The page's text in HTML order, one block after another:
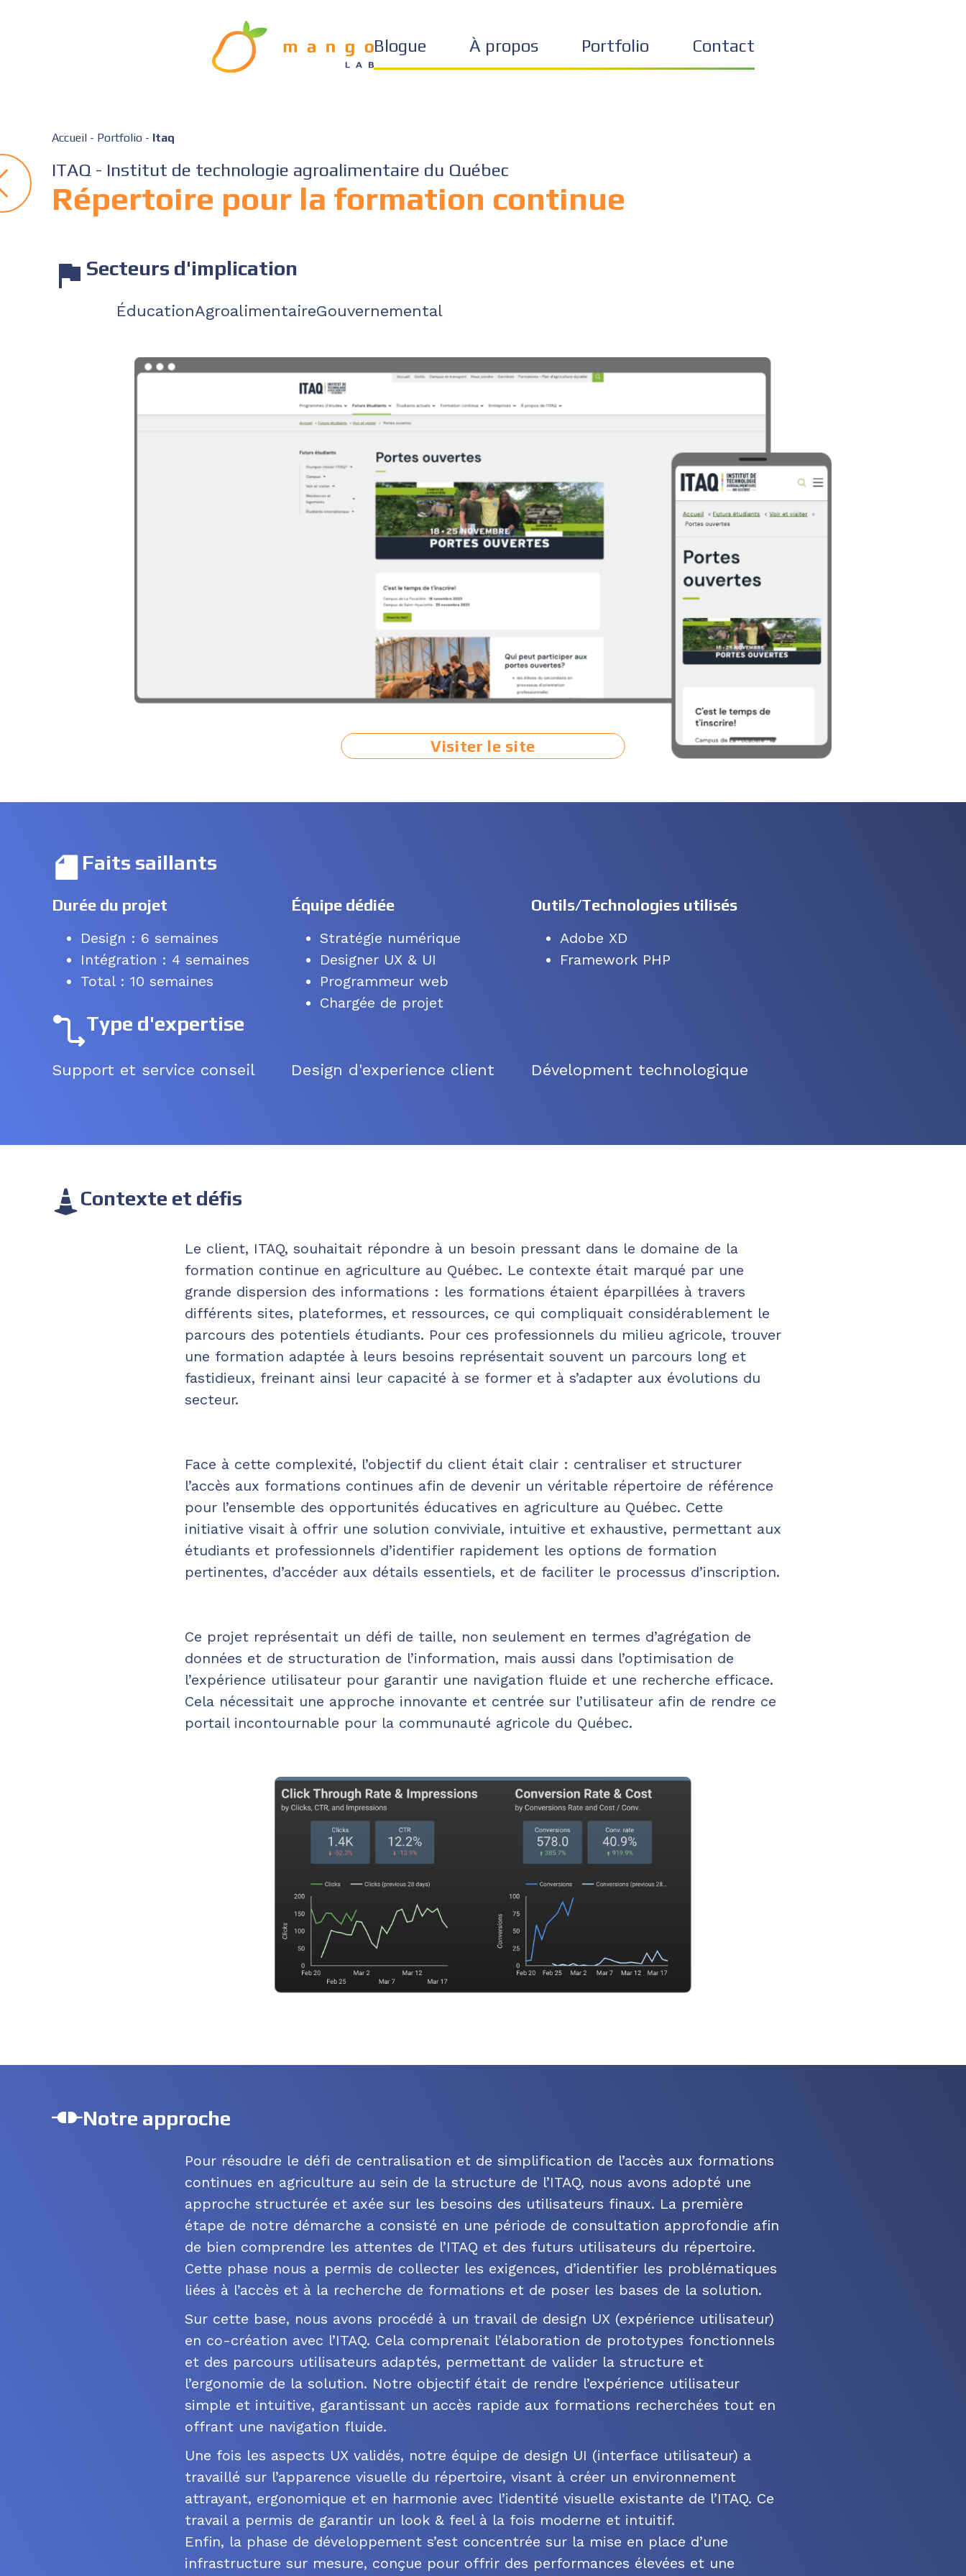
Blogue À propos Portfolio Contact
Accueil - Portfolio - Itaq
ITAQ - Institut de technologie agroalimentaire du Québec
Répertoire pour la formation continue
Secteurs d'implication
ÉducationAgroalimentaireGouvernemental
Visiter le site
Faits saillants
Durée du projet
Design : 6 semaines
Intégration : 4 semaines
Total : 10 semaines
Équipe dédiée
Stratégie numérique
Designer UX & UI
Programmeur web
Chargée de projet
Outils/Technologies utilisés
Adobe XD
Framework PHP
Type d'expertise
Support et service conseil Design d'experience client Dévelopment technologique
Contexte et défis
Le client, ITAQ, souhaitait répondre à un besoin pressant dans le domaine de la
formation continue en agriculture au Québec. Le contexte était marqué par une
grande dispersion des informations : les formations étaient éparpillées à travers
différents sites, plateformes, et ressources, ce qui compliquait considérablement le
parcours des potentiels étudiants. Pour ces professionnels du milieu agricole, trouver
une formation adaptée à leurs besoins représentait souvent un parcours long et
fastidieux, freinant ainsi leur capacité à se former et à s’adapter aux évolutions du
secteur.
Face à cette complexité, l’objectif du client était clair : centraliser et structurer
l’accès aux formations continues afin de devenir un véritable répertoire de référence
pour l’ensemble des opportunités éducatives en agriculture au Québec. Cette
initiative visait à offrir une solution conviviale, intuitive et exhaustive, permettant aux
étudiants et professionnels d’identifier rapidement les options de formation
pertinentes, d’accéder aux détails essentiels, et de faciliter le processus d’inscription.
Ce projet représentait un défi de taille, non seulement en termes d’agrégation de
données et de structuration de l’information, mais aussi dans l’optimisation de
l’expérience utilisateur pour garantir une navigation fluide et une recherche efficace.
Cela nécessitait une approche innovante et centrée sur l’utilisateur afin de rendre ce
portail incontournable pour la communauté agricole du Québec.
Notre approche
Pour résoudre le défi de centralisation et de simplification de l’accès aux formations
continues en agriculture au sein de la structure de l’ITAQ, nous avons adopté une
approche structurée et axée sur les besoins des utilisateurs finaux. La première
étape de notre démarche a consisté en une période de consultation approfondie afin
de bien comprendre les attentes de l’ITAQ et des futurs utilisateurs du répertoire.
Cette phase nous a permis de collecter les exigences, d’identifier les problématiques
liées à l’accès et à la recherche de formations et de poser les bases de la solution.
Sur cette base, nous avons procédé à un travail de design UX (expérience utilisateur)
en co-création avec l’ITAQ. Cela comprenait l’élaboration de prototypes fonctionnels
et des parcours utilisateurs adaptés, permettant de valider la structure et
l’ergonomie de la solution. Notre objectif était de rendre l’expérience utilisateur
simple et intuitive, garantissant un accès rapide aux formations recherchées tout en
offrant une navigation fluide.
Une fois les aspects UX validés, notre équipe de design UI (interface utilisateur) a
travaillé sur l’apparence visuelle du répertoire, visant à créer un environnement
attrayant, ergonomique et en harmonie avec l’identité visuelle existante de l’ITAQ. Ce
travail a permis de garantir un look & feel à la fois moderne et intuitif.
Enfin, la phase de développement s’est concentrée sur la mise en place d’une
infrastructure sur mesure, conçue pour offrir des performances élevées et une